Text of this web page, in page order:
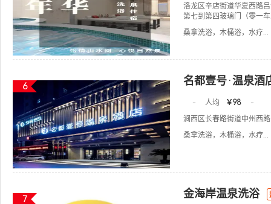
洛龙区辛店街道华夏西路
第七到第四玻璃门（零一
桑拿洗浴，木桶浴，水疗...
6 名都壹号·温泉酒
- 人均 ￥98
-
涧西区长春路街道中州西
桑拿洗浴，木桶浴，水疗...
7 金海岸温泉洗浴